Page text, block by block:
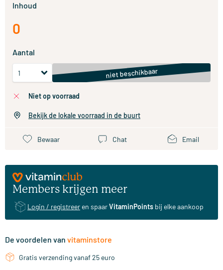
Inhoud
0
Aantal
niet beschikbaar
niet op voorraad
Bekijk de lokale voorraad in de buurt
Bewaar Chat Email
Members krijgen meer
Login / registreer en spaarVitaminPoints bij elke aankoop
De voordelen van vitaminstore
Gratis verzending vanaf 25 euro